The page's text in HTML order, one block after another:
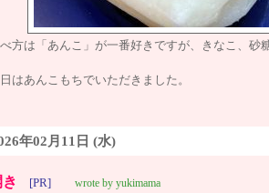
方は「あんこ」が一番好きですが、きなこ、砂
はあんこもちでいただきました。
年02月11日 (水)
[PR] wrote by yukimama